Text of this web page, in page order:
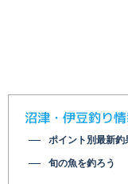
沼津・伊豆釣り
ポイント別最新釣
旬の魚を釣ろう